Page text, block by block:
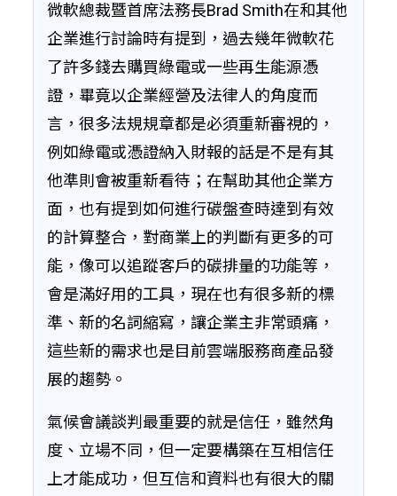
微軟總裁暨首席法務長Brad Smith在和其他
企業進行討論時有提到，過去幾年微軟花
了許多錢去購買綠電或一些再生能源憑
證，畢竟以企業經營及法律人的角度而
言，很多法規規章都是必須重新審視的，
例如綠電或憑證納入財報的話是不是有其
他準則會被重新看待；在幫助其他企業方
面，也有提到如何進行碳盤查時達到有效
的計算整合，對商業上的判斷有更多的可
能，像可以追蹤客戶的碳排量的功能等，
會是滿好用的工具，現在也有很多新的標
準、新的名詞縮寫，讓企業主非常頭痛，
這些新的需求也是目前雲端服務商產品發
展的趨勢。
氣候會議談判最重要的就是信任，雖然角
度、立場不同，但一定要構築在互相信任
上才能成功，但互信和資料也有很大的關